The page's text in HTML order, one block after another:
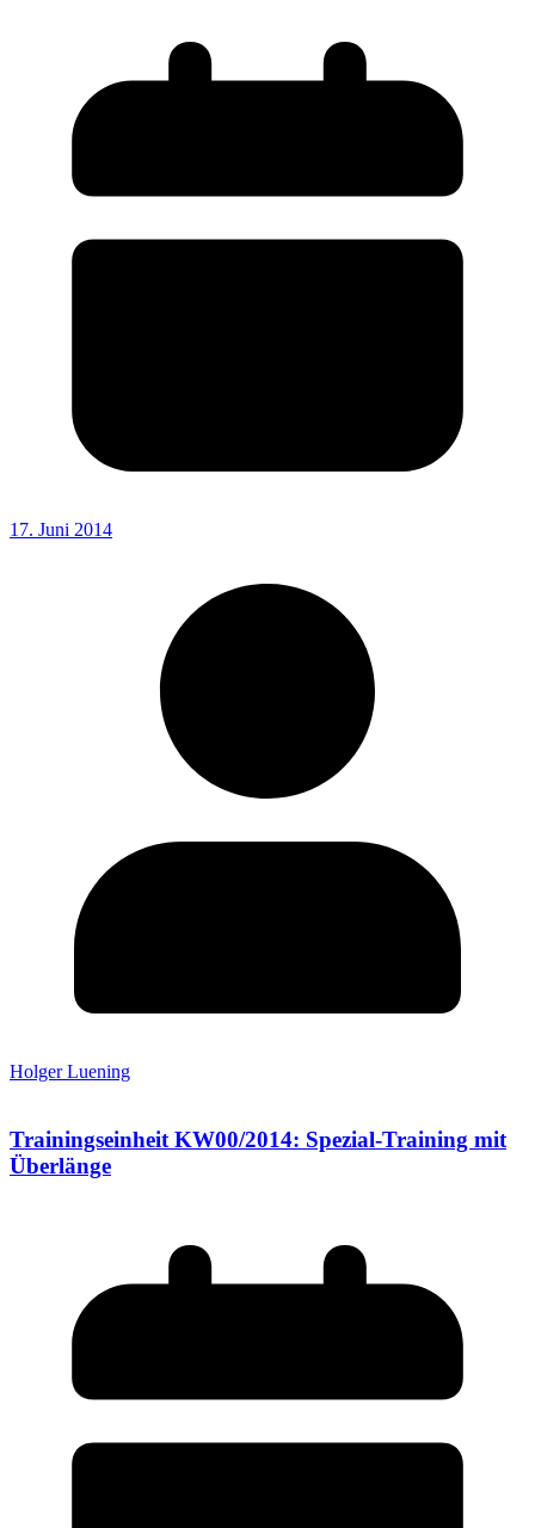
17. Juni 2014
Holger Luening
Trainingseinheit KW00/2014: Spezial-Training mit
Überlänge